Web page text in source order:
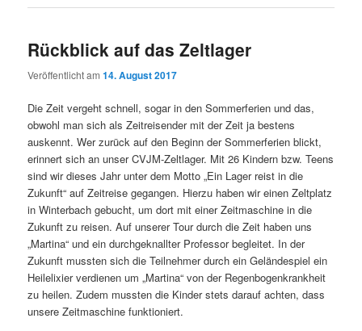
Rückblick auf das Zeltlager
Veröffentlicht am14. August 2017
Die Zeit vergeht schnell, sogar in den Sommerferien und das,
obwohl man sich als Zeitreisender mit der Zeit ja bestens
auskennt. Wer zurück auf den Beginn der Sommerferien blickt,
erinnert sich an unser CVJM-Zeltlager. Mit 26 Kindern bzw. Teens
sind wir dieses Jahr unter dem Motto „Ein Lager reist in die
Zukunft“ auf Zeitreise gegangen. Hierzu haben wir einen Zeltplatz
in Winterbach gebucht, um dort mit einer Zeitmaschine in die
Zukunft zu reisen. Auf unserer Tour durch die Zeit haben uns
„Martina“ und ein durchgeknallter Professor begleitet. In der
Zukunft mussten sich die Teilnehmer durch ein Geländespiel ein
Heilelixier verdienen um „Martina“ von der Regenbogenkrankheit
zu heilen. Zudem mussten die Kinder stets darauf achten, dass
unsere Zeitmaschine funktioniert.